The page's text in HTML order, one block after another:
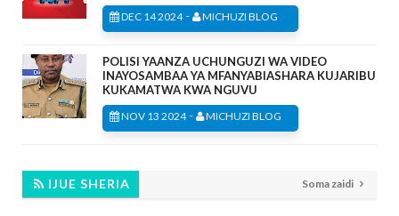
DEC 14 2024- MICHUZI BLOG
POLISI YAANZA UCHUNGUZI WA VIDEO
INAYOSAMBAA YA MFANYABIASHARA KUJARIBU
KUKAMATWA KWA NGUVU
NOV 13 2024- MICHUZI BLOG
IJUE SHERIA Soma zaidi